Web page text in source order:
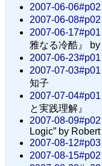
2007-06-06#p02
2007-06-08#p02
2007-06-17#p01
雅なる冷酷』
2007-06-23#p01
2007-07-03#p01
知子
2007-07-04#p01
と実践理解』
2007-08-09#p02
Logic” by
2007-08-12#p03
2007-08-15#p02